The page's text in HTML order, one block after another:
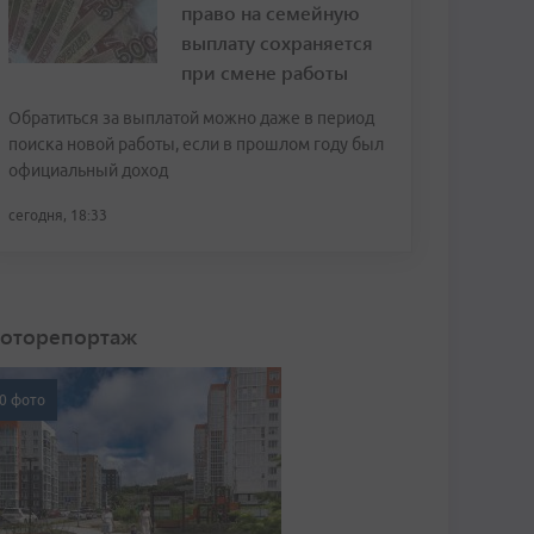
право на семейную
выплату сохраняется
при смене работы
Обратиться за выплатой можно даже в период
поиска новой работы, если в прошлом году был
официальный доход
сегодня, 18:33
фото